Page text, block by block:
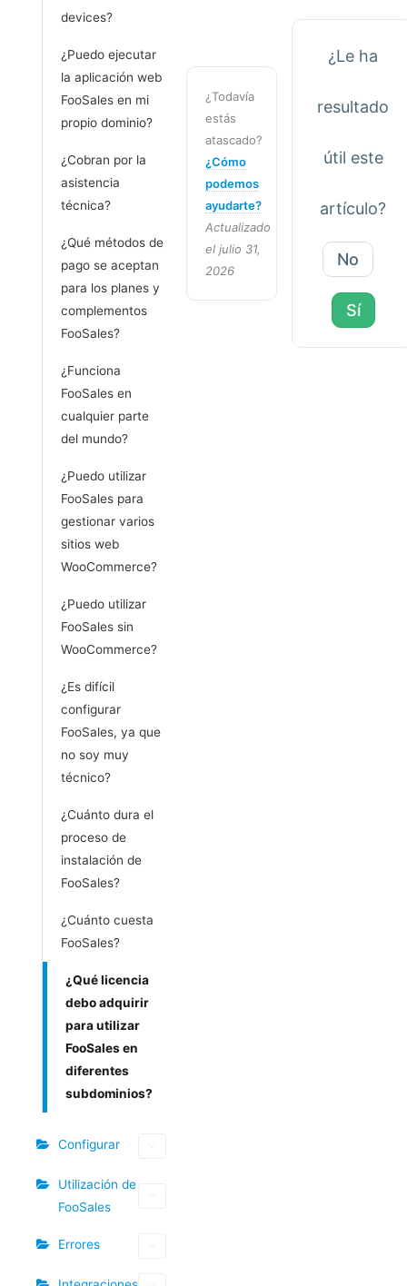
devices?
¿Puedo ejecutar
la aplicación web
FooSales en mi
propio dominio?
¿Cobran por la
asistencia
técnica?
¿Qué métodos de
pago se aceptan
para los planes y
complementos
FooSales?
¿Funciona
FooSales en
cualquier parte
del mundo?
¿Puedo utilizar
FooSales para
gestionar varios
sitios web
WooCommerce?
¿Puedo utilizar
FooSales sin
WooCommerce?
¿Es difícil
configurar
FooSales, ya que
no soy muy
técnico?
¿Cuánto dura el
proceso de
instalación de
FooSales?
¿Cuánto cuesta
FooSales?
¿Qué licencia
debo adquirir
para utilizar
FooSales en
diferentes
subdominios?
Configurar
Utilización de
FooSales
Errores
¿Todavía
estás
atascado?
¿Cómo
podemos
ayudarte?
Actualizado
el julio 31,
2026
¿Le ha
resultado
útil este
artículo?
No
Sí